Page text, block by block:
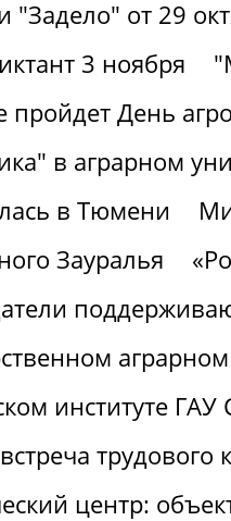
"Задело" от 29
3 ноября
пройдет День
в аграрном
в Тюмени
Зауралья
институте
трудового
центр: